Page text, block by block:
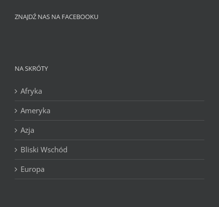
ZNAJDŹ NAS NA FACEBOOKU
NA SKRÓTY
Afryka
Ameryka
Azja
Bliski Wschód
Europa